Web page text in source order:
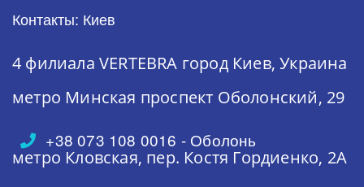
Контакты: Киев
4 филиала VERTEBRA город Киев, Украина
метро Минская проспект Оболонский, 29
+38 073 108 0016 - Оболонь
метро Кловская, пер. Костя Гордиенко, 2А